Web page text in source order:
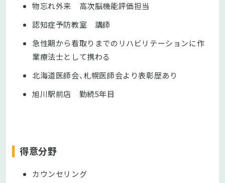
物忘れ外来 高次脳機能評価担当
認知症予防教室 講師
急性期から看取りまでのリハビリテーションに作
業療法士として携わる
北海道医師会、札幌医師会より表彰歴あり
旭川駅前店 勤続5年目
得意分野
カウンセリング